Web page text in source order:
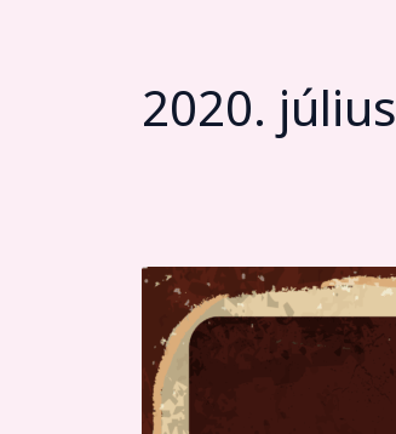
2020. július
Augusztusi
élőzene
időpontjaink